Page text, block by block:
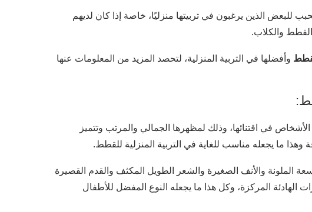
للبعض الذين يرغبون في تربيتها منزليًا، خاصة إذا كان لديهم
والكلاب.
وأفضلها في التربية المنزلية، لتحصد المزيد من المعلومات عنها
في اقتنائها، وذلك لمظهرها الجمالي والمرتب وتتميز
وهذا ما يجعله مناسب للغاية في التربية المنزلية للقطط.
الملونة والأنف الصغيرة والشعر الطويل المكثف والقدم القصيرة
الهادئة المركزة، وكل هذا ما يجعله النوع المفضل للأطفال